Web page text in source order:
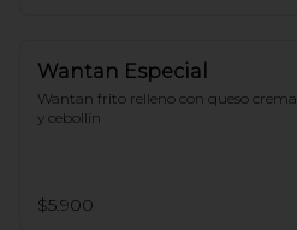
Wantan Especial
Wantan frito relleno con queso crema
y cebollín
$5.900